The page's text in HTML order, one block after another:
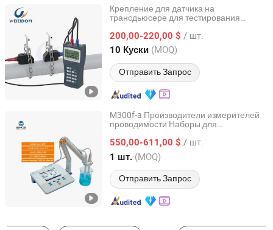
Крепление для датчика на
трансдьюсере для тестирования
портативным ультразвуковым
расходомером
200,00-220,00 $ / шт.
10 Куски (MOQ)
Отправить Запрос
Lianyungang Weizidom Meter Technology Co., Ltd.
Jiangsu, China с 2021
M300f-a Производители измерителей
проводимости Наборы для
Цифровые измерители проводимости
для точного тестирования воды
550,00-611,00 $ / шт.
1 шт. (MOQ)
Отправить Запрос
SKZ International Co., Ltd.
Shandong, China с 2020